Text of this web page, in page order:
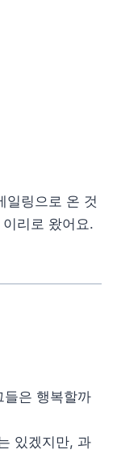
일링으로 온 것
리로 왔어요.
들은 행복할까
있겠지만, 과